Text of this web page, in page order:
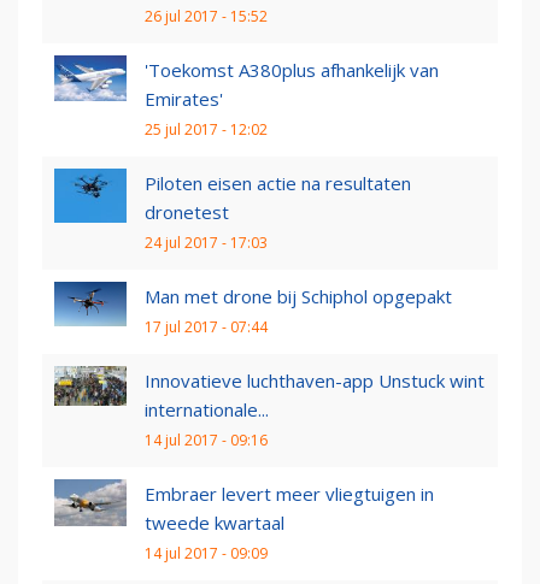
26 jul 2017 - 15:52
'Toekomst A380plus afhankelijk van
Emirates'
25 jul 2017 - 12:02
Piloten eisen actie na resultaten
dronetest
24 jul 2017 - 17:03
Man met drone bij Schiphol opgepakt
17 jul 2017 - 07:44
Innovatieve luchthaven-app Unstuck wint
internationale...
14 jul 2017 - 09:16
Embraer levert meer vliegtuigen in
tweede kwartaal
14 jul 2017 - 09:09